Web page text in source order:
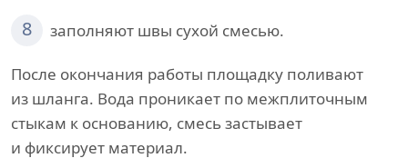
8 заполняют швы сухой смесью.
После окончания работы площадку поливают
из шланга. Вода проникает по межплиточным
стыкам к основанию, смесь застывает
и фиксирует материал.